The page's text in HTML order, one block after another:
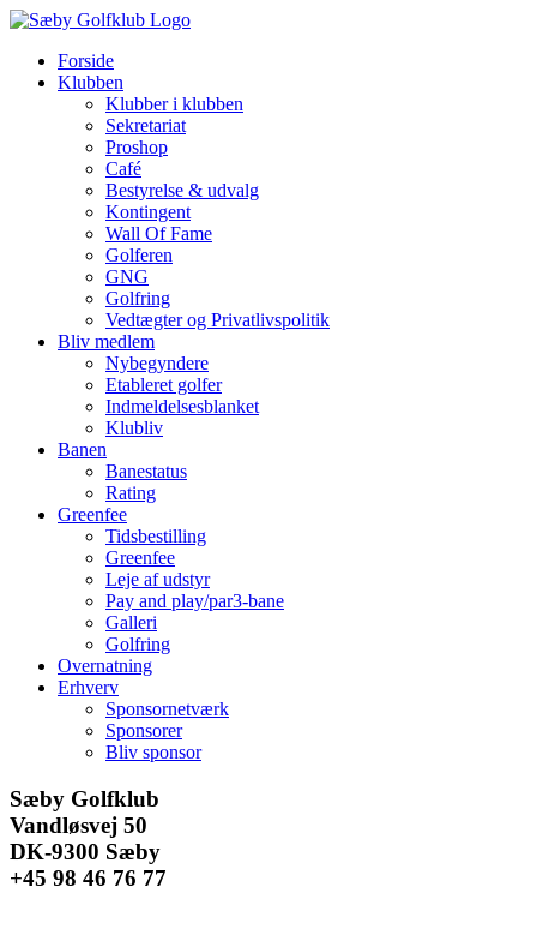
Skip
contentForside
Klubben
Klubber i klubben
Sekretariat
Proshop
Café
Bestyrelse & udvalg
Kontingent
Wall Of Fame
Golferen
GNG
Golfring
Vedtægter og Privatlivspolitik
Bliv medlem
Nybegyndere
Etableret golfer
Indmeldelsesblanket
Klubliv
Banen
Banestatus
Rating
Greenfee
Tidsbestilling
Greenfee
Leje af udstyr
Pay and play/par3-bane
Galleri
Golfring
Overnatning
Erhverv
Sponsornetværk
Sponsorer
Bliv sponsor
Facebook
Instagram
E-
mail
Sæby Golfklub
Vandløsvej 50
DK-9300 Sæby
+45 98 46 76 77